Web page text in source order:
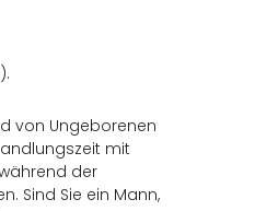
von Ungeborenen
mit
der
Sind Sie ein Mann,